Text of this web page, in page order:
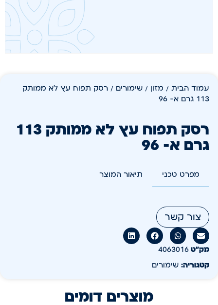
עמוד הבית / מזון / שימורים / רסק תפוח עץ לא ממותק
113 גרם א- 96
רסק תפוח עץ לא ממותק 113
גרם א- 96
מפרט טכני תיאור המוצר
צור קשר
מק״ט 4063016
קטגוריה: שימורים
מוצרים דומים